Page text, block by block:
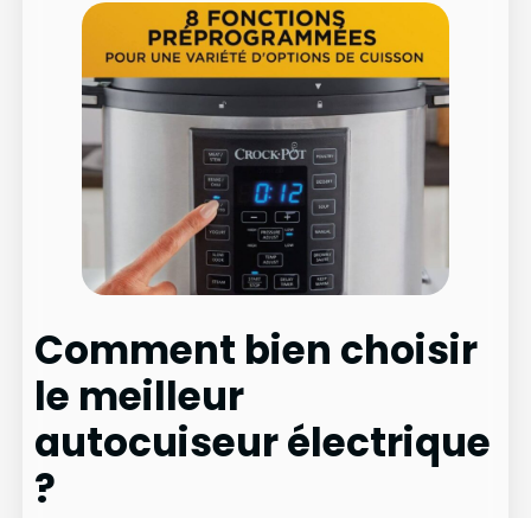
Comment bien choisir
le meilleur
autocuiseur électrique
?